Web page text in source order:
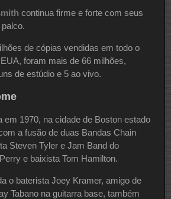
continua firme e forte com seus
de cópias vendidas em todo o
foram mais de 66 milhões,
de estúdio e 5 ao vivo.
em 1970, na cidade de Boston estado
a fusão de duas Bandas Chain
Steven Tyler e Jam Band do
e baixista Tom Hamilton.
o baterista Joey Kramer, amigo de
Tabano na guitarra base, também